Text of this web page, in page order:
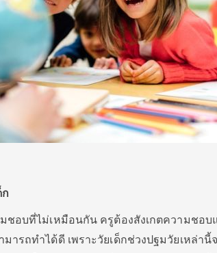
ก
ชอบที่ไม่เหมือนกัน ครูต้องสังเกตความชอบ
ารถทำได้ดี เพราะวัยเด็กช่วงปฐมวัยเหล่านี้